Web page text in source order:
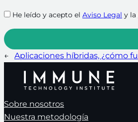
He leído y acepto el Aviso Legal y la
← Aplicaciones híbridas, ¿cómo
Sobre nosotros
Nuestra metodología